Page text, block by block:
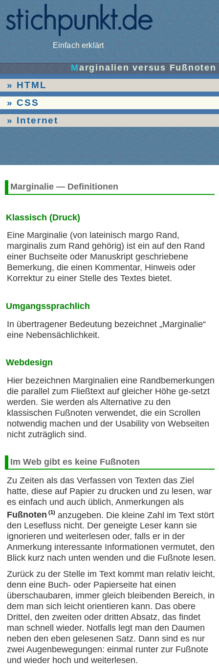
Einfach erklärt
Marginalien versus Fußnoten
HTML
CSS
Internet
Marginalie — Definitionen
Klassisch (Druck)
Eine Marginalie (von lateinisch margo Rand,
marginalis zum Rand gehörig) ist ein auf den Rand
einer Buchseite oder Manuskript geschriebene
Bemerkung, die einen Kommentar, Hinweis oder
Korrektur zu einer Stelle des Textes bietet.
Umgangssprachlich
In übertragener Bedeutung bezeichnet „Marginalie“
eine Nebensächlichkeit.
Webdesign
Hier bezeichnen Marginalien eine Randbemerkungen
die parallel zum Fließtext auf gleicher Höhe ge-setzt
werden. Sie werden als Alternative zu den
klassischen Fußnoten verwendet, die ein Scrollen
notwendig machen und der Usability von Webseiten
nicht zuträglich sind.
Im Web gibt es keine Fußnoten
Zu Zeiten als das Verfassen von Texten das Ziel
hatte, diese auf Papier zu drucken und zu lesen, war
es einfach und auch üblich, Anmerkungen als
Fußnoten (1) anzugeben. Die kleine Zahl im Text stört
den Lesefluss nicht. Der geneigte Leser kann sie
ignorieren und weiterlesen oder, falls er in der
Anmerkung interessante Informationen vermutet, den
Blick kurz nach unten wenden und die Fußnote lesen.
Zurück zu der Stelle im Text kommt man relativ leicht,
denn eine Buch- oder Papierseite hat einen
überschaubaren, immer gleich bleibenden Bereich, in
dem man sich leicht orientieren kann. Das obere
Drittel, den zweiten oder dritten Absatz, das findet
man schnell wieder. Notfalls legt man den Daumen
neben den eben gelesenen Satz. Dann sind es nur
zwei Augenbewegungen: einmal runter zur Fußnote
und wieder hoch und weiterlesen.